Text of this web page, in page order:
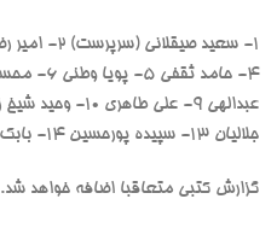
جلالیان ۱۳- سپیده پورحسین ۱۴- بابک شریف پور ۱۵- رضا دشتی
گزارش کتبی متعاقبا اضافه خواهد شد.